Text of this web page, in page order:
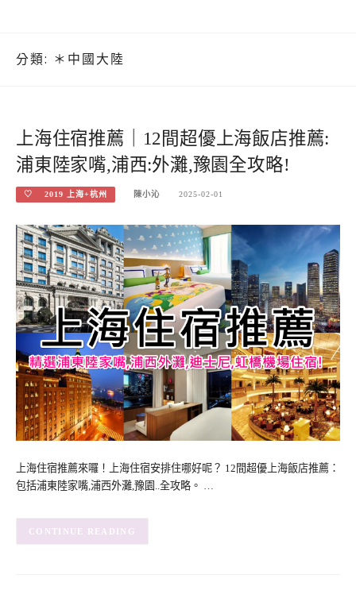
分類: ＊中國大陸
上海住宿推薦｜12間超優上海飯店推薦:
浦東陸家嘴,浦西:外灘,豫園全攻略!
♡ 2019 上海+杭州 陳小沁 2025-02-01
上海住宿推薦來囉！上海住宿安排住哪好呢？ 12間超優上海飯店推薦：
包括浦東陸家嘴,浦西外灘,豫園..全攻略。 …
CONTINUE READING